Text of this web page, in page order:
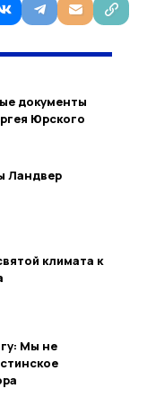
документы
Юрского
Ландвер
климата к
Мы не